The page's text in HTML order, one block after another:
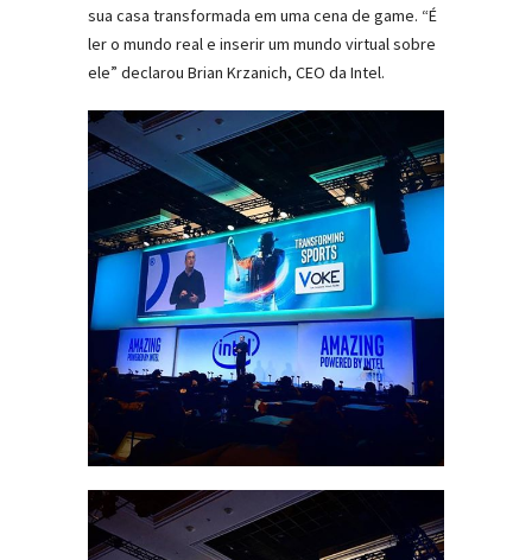
sua casa transformada em uma cena de game. “É
ler o mundo real e inserir um mundo virtual sobre
ele” declarou Brian Krzanich, CEO da Intel.